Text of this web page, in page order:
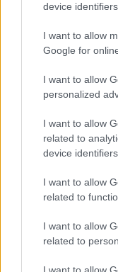
device
I want to allow
Google for
I want to allow
personalized
I want to allow
related to
device
I want to allow
related to
I want to allow
related to
Παράλληλα
ψαλίδι,
Αστυνομικοί
ασθενείς να
γυναίκα
Αρχές, αλλά
Δευτέρα
υπερβολικής